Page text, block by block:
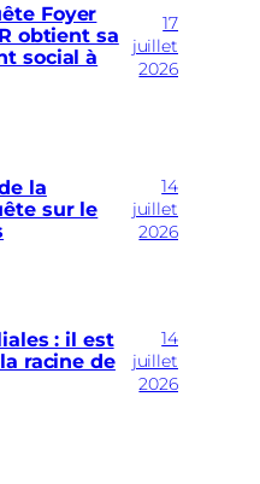
Foyer
obtient sa
social à
17
juillet
2026
la
sur le
14
juillet
2026
: il est
racine de
14
juillet
2026